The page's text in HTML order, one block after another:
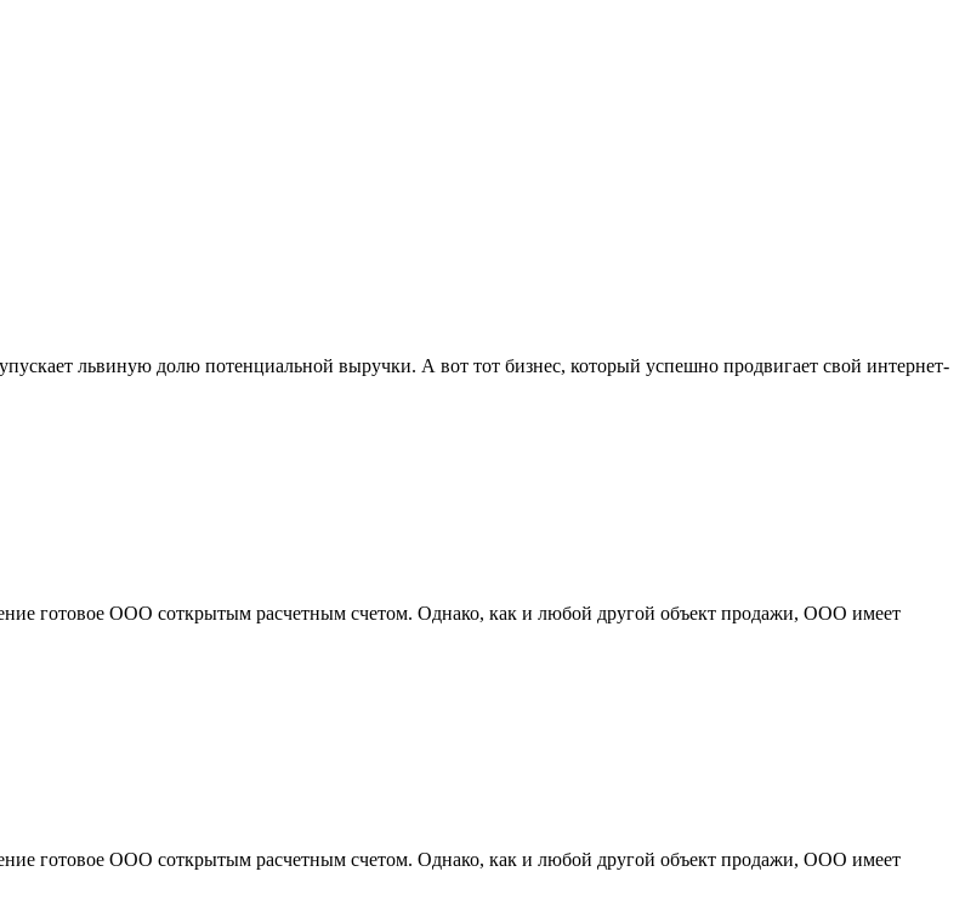
львиную долю потенциальной выручки. А вот тот бизнес, который успешно продвигает свой интернет-
готовое ООО соткрытым расчетным счетом. Однако, как и любой другой объект продажи, ООО имеет
готовое ООО соткрытым расчетным счетом. Однако, как и любой другой объект продажи, ООО имеет